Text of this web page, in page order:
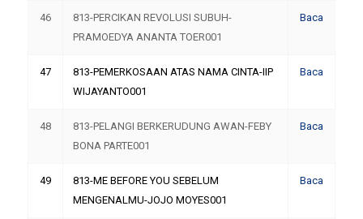
46
813-PERCIKAN REVOLUSI SUBUH-
PRAMOEDYA ANANTA TOER001
Baca
47
813-PEMERKOSAAN ATAS NAMA CINTA-IIP
WIJAYANTO001
Baca
48
813-PELANGI BERKERUDUNG AWAN-FEBY
BONA PARTE001
Baca
49
813-ME BEFORE YOU SEBELUM
MENGENALMU-JOJO MOYES001
Baca